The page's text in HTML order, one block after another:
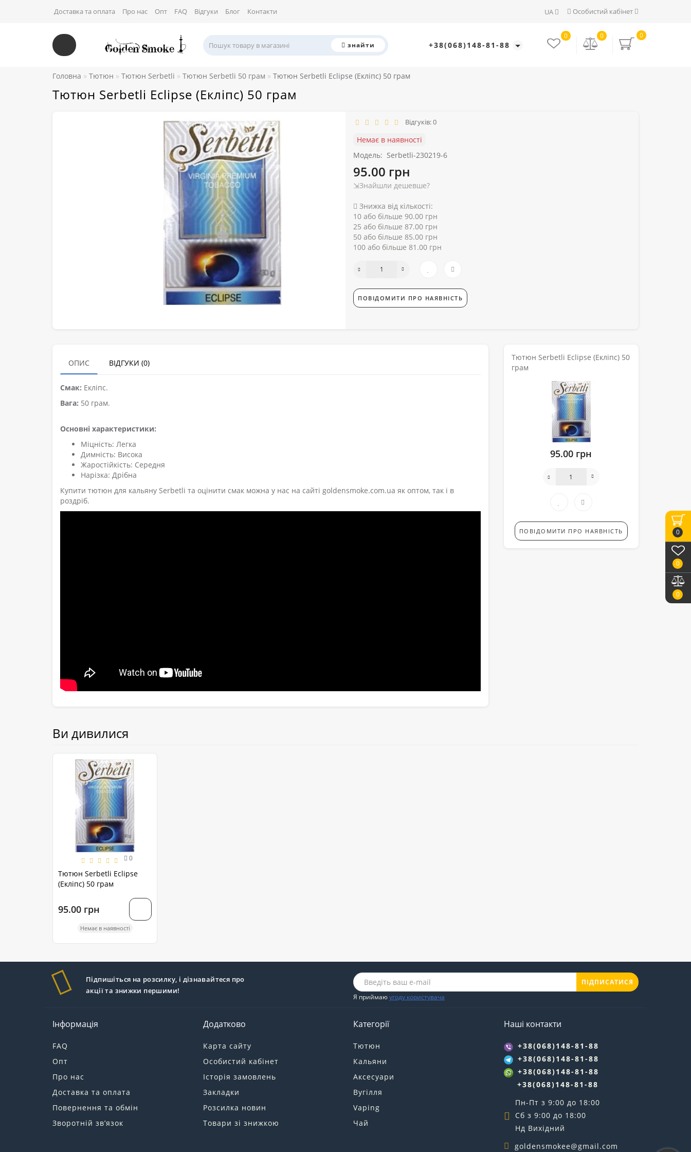
0
0
0
Особистий кабінет
UA
Доставка та оплата Про нас Опт FAQ Відгуки Блог Контакти
знайти +38(068)148-81-88
0
0
0
Головна Тютюн Тютюн Serbetli Тютюн Serbetli 50 грам Тютюн Serbetli Eclipse (Екліпс) 50 грам
Тютюн Serbetli Eclipse (Екліпс) 50 грам
Відгуків: 0
Немає в наявності
Модель: Serbetli-230219-6
95.00 грн
⇲Знайшли дешевше?
Знижка від кількості:
10 або більше 90.00 грн
25 або більше 87.00 грн
50 або більше 85.00 грн
100 або більше 81.00 грн
ПОВІДОМИТИ ПРО НАЯВНІСТЬ
ОПИС ВІДГУКИ (0)
Смак: Екліпс.
Вага: 50 грам.
Основні характеристики:
Міцність: Легка
Димність: Висока
Жаростійкість: Середня
Нарізка: Дрібна
Купити тютюн для кальяну Serbetli та оцінити смак можна у нас на сайті goldensmoke.com.ua як оптом, так і в
роздріб.
Тютюн Serbetli Eclipse (Екліпс) 50
грам
95.00 грн
ПОВІДОМИТИ ПРО НАЯВНІСТЬ
Ви дивилися
0
Тютюн Serbetli Eclipse
(Екліпс) 50 грам
95.00 грн
Немає в наявності
Підпишіться на розсилку, і дізнавайтеся про
акції та знижки першими!
ПІДПИСАТИСЯ
Я приймаюугоду користувача
Інформація
FAQ
Опт
Про нас
Доставка та оплата
Повернення та обмін
Зворотній зв’язок
Додатково
Карта сайту
Особистий кабінет
Історія замовлень
Закладки
Розсилка новин
Товари зі знижкою
Категорії
Тютюн
Кальяни
Аксесуари
Вугілля
Vaping
Чай
Наші контакти
+38(068)148-81-88
+38(068)148-81-88
+38(068)148-81-88
+38(068)148-81-88
Пн-Пт з 9:00 до 18:00
Сб з 9:00 до 18:00
Нд Вихідний
goldensmokee@gmail.com